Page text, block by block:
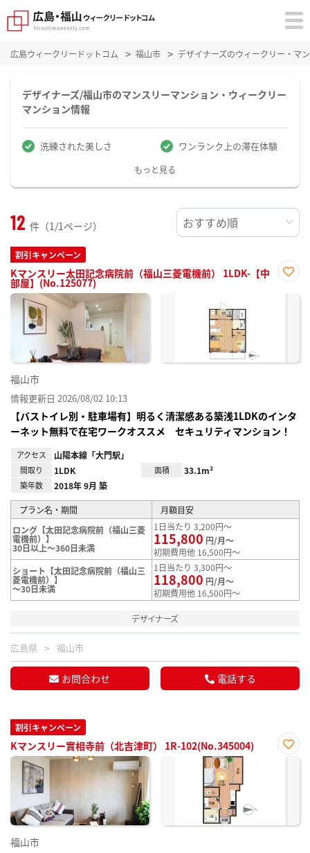
広島ウィークリードットコム 福山市 デザイナーズのウィークリー・マ
デザイナーズ/福山市のマンスリーマンション・ウィークリー
マンション情報
洗練された美しさ ワンランク上の滞在体験
もっと見る
12 件（1/1ページ）
割引キャンペーン
Kマンスリー太田記念病院前（福山三菱電機前） 1LDK-【中
部屋】(No.125077)
に入
福山市
情報更新日 2026/08/02 10:13
【バストイレ別・駐車場有】明るく清潔感ある築浅1LDKのインタ
ーネット無料で在宅ワークオススメ セキュリティマンション！
アクセス 山陽本線「大門駅」
間取り 1LDK 面積 33.1m²
築年数 2018年 9月 築
プラン名・期間
月額目安
ロング【太田記念病院前（福山三菱
電機前）】
30日以上～360日未満
1日当たり 3,200円～
115,800 円/月～
初期費用他 16,500円～
ショート【太田記念病院前（福山三
菱電機前）】
～30日未満
1日当たり 3,300円～
118,800 円/月～
初期費用他 16,500円～
デザイナーズ
広島県 福山市
お問合わせ 電話する
割引キャンペーン
Kマンスリー實相寺前（北吉津町） 1R-102(No.345004)
お気
福山市